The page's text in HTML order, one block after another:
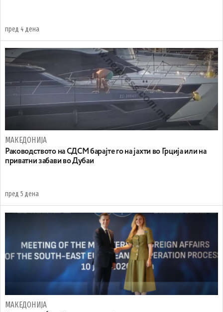
пред 4 дена
МАКЕДОНИЈА
Раководството на СДСМ барајте го на јахти во Грција или на
приватни забави во Дубаи
пред 5 дена
МАКЕДОНИЈА